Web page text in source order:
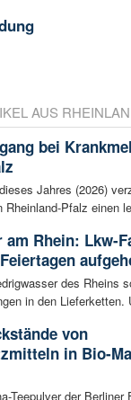
AUS
bei
Jahres (2026)
Rheinland-Pfalz einen
am Rhein: Lkw-
des Rheins
in den Lieferketten.
von
in Bio-
Teepulver der Berliner